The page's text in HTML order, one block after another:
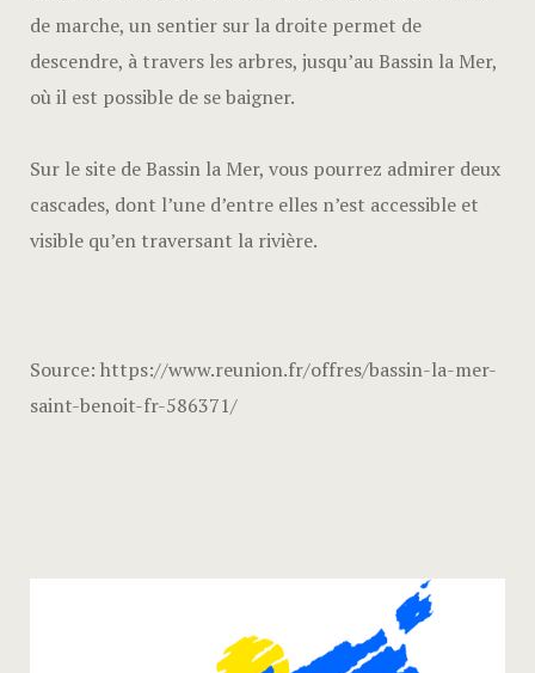
de marche, un sentier sur la droite permet de
descendre, à travers les arbres, jusqu’au Bassin la Mer,
où il est possible de se baigner.
Sur le site de Bassin la Mer, vous pourrez admirer deux
cascades, dont l’une d’entre elles n’est accessible et
visible qu’en traversant la rivière.
Source: https://www.reunion.fr/offres/bassin-la-mer-
saint-benoit-fr-586371/